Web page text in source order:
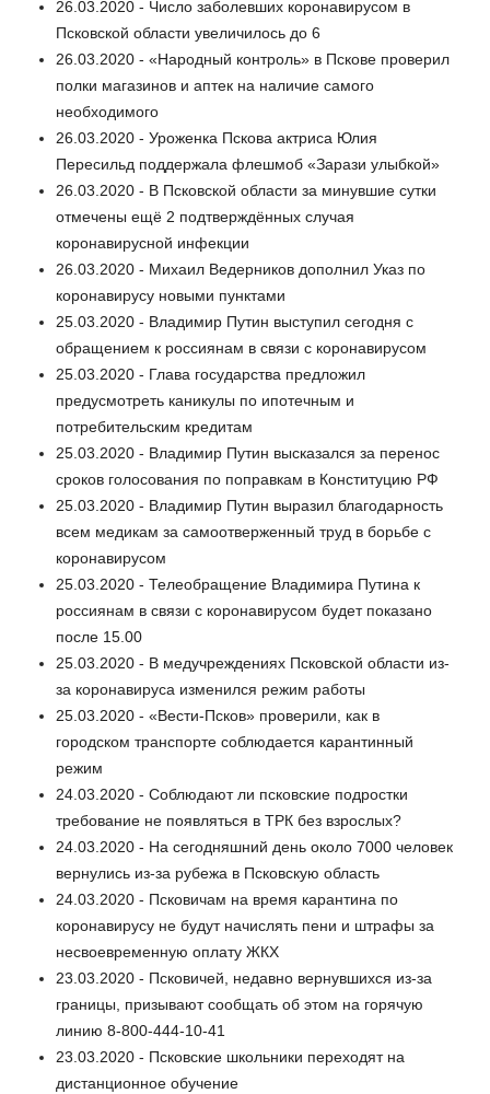
26.03.2020 - Число заболевших коронавирусом в
Псковской области увеличилось до 6
26.03.2020 - «Народный контроль» в Пскове проверил
полки магазинов и аптек на наличие самого
необходимого
26.03.2020 - Уроженка Пскова актриса Юлия
Пересильд поддержала флешмоб «Зарази улыбкой»
26.03.2020 - В Псковской области за минувшие сутки
отмечены ещё 2 подтверждённых случая
коронавирусной инфекции
26.03.2020 - Михаил Ведерников дополнил Указ по
коронавирусу новыми пунктами
25.03.2020 - Владимир Путин выступил сегодня с
обращением к россиянам в связи с коронавирусом
25.03.2020 - Глава государства предложил
предусмотреть каникулы по ипотечным и
потребительским кредитам
25.03.2020 - Владимир Путин высказался за перенос
сроков голосования по поправкам в Конституцию РФ
25.03.2020 - Владимир Путин выразил благодарность
всем медикам за самоотверженный труд в борьбе с
коронавирусом
25.03.2020 - Телеобращение Владимира Путина к
россиянам в связи с коронавирусом будет показано
после 15.00
25.03.2020 - В медучреждениях Псковской области из-
за коронавируса изменился режим работы
25.03.2020 - «Вести-Псков» проверили, как в
городском транспорте соблюдается карантинный
режим
24.03.2020 - Соблюдают ли псковские подростки
требование не появляться в ТРК без взрослых?
24.03.2020 - На сегодняшний день около 7000 человек
вернулись из-за рубежа в Псковскую область
24.03.2020 - Псковичам на время карантина по
коронавирусу не будут начислять пени и штрафы за
несвоевременную оплату ЖКХ
23.03.2020 - Псковичей, недавно вернувшихся из-за
границы, призывают сообщать об этом на горячую
линию 8-800-444-10-41
23.03.2020 - Псковские школьники переходят на
дистанционное обучение